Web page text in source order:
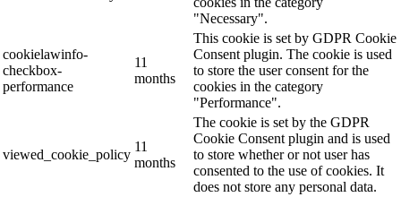
"Necessary".
cookielawinfo-
checkbox-
performance
11
months
This cookie is set by GDPR Cookie
Consent plugin. The cookie is used
to store the user consent for the
cookies in the category
"Performance".
viewed_cookie_policy
11
months
The cookie is set by the GDPR
Cookie Consent plugin and is used
to store whether or not user has
consented to the use of cookies. It
does not store any personal data.